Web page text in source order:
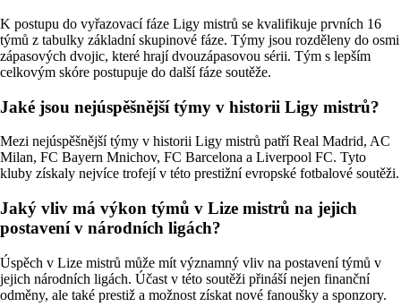
K postupu do vyřazovací fáze Ligy mistrů se kvalifikuje prvních 16
týmů z tabulky základní skupinové fáze. Týmy jsou rozděleny do osmi
zápasových dvojic, které hrají dvouzápasovou sérii. Tým s lepším
celkovým skóre postupuje do další fáze soutěže.
Jaké jsou nejúspěšnější týmy v historii Ligy mistrů?
Mezi nejúspěšnější týmy v historii Ligy mistrů patří Real Madrid, AC
Milan, FC Bayern Mnichov, FC Barcelona a Liverpool FC. Tyto
kluby získaly nejvíce trofejí v této prestižní evropské fotbalové soutěži.
Jaký vliv má výkon týmů v Lize mistrů na jejich
postavení v národních ligách?
Úspěch v Lize mistrů může mít významný vliv na postavení týmů v
jejich národních ligách. Účast v této soutěži přináší nejen finanční
odměny, ale také prestiž a možnost získat nové fanoušky a sponzory.